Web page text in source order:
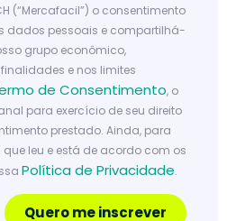
(“Mercafacil”) o consentimento
dados pessoais e compartilhá-
grupo econômico,
e nos limites
de Consentimento, o
para exercício de seu direito
prestado. Ainda, para
leu e está de acordo com os
Política de Privacidade.
Quero me inscrever